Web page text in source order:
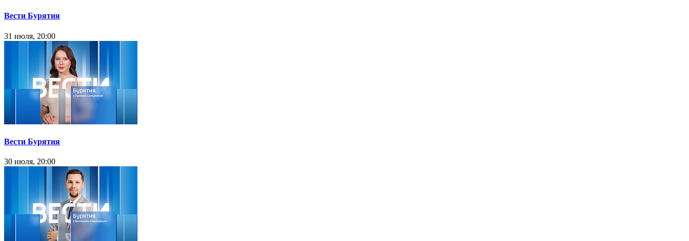
Вести Бурятия
31 июля, 20:00
Вести Бурятия
30 июля, 20:00